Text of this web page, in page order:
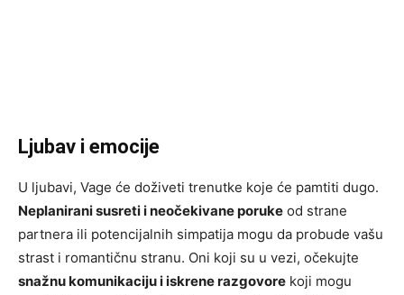
Ljubav i emocije
U ljubavi, Vage će doživeti trenutke koje će pamtiti dugo.
Neplanirani susreti i neočekivane poruke od strane
partnera ili potencijalnih simpatija mogu da probude vašu
strast i romantičnu stranu. Oni koji su u vezi, očekujte
snažnu komunikaciju i iskrene razgovore koji mogu